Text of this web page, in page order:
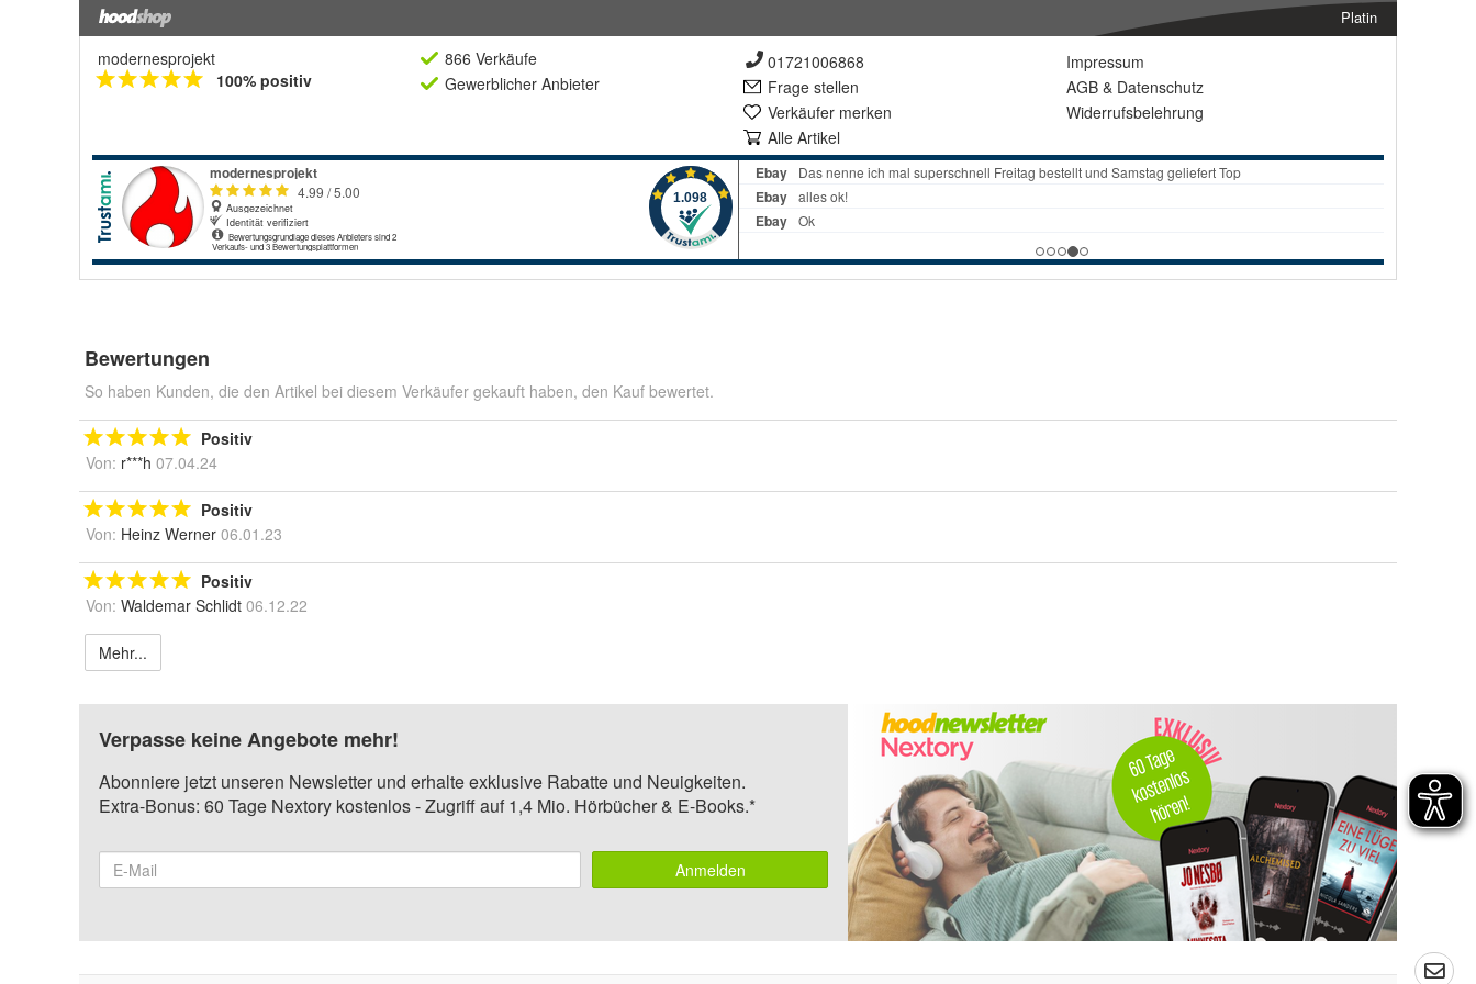
Platin
modernesprojekt
100% positiv
866 Verkäufe
Gewerblicher Anbieter
01721006868
Frage stellen
Verkäufer merken
Alle Artikel
Impressum
AGB & Datenschutz
Widerrufsbelehrung
Bewertungen
So haben Kunden, die den Artikel bei diesem Verkäufer gekauft haben, den Kauf bewertet.
Positiv
Von: r***h 07.04.24
Positiv
Von: Heinz Werner 06.01.23
Positiv
Von: Waldemar Schlidt 06.12.22
Mehr...
Verpasse keine Angebote mehr!
Abonniere jetzt unseren Newsletter und erhalte exklusive Rabatte und Neuigkeiten.
Extra-Bonus: 60 Tage Nextory kostenlos - Zugriff auf 1,4 Mio. Hörbücher & E-Books.*
Anmelden